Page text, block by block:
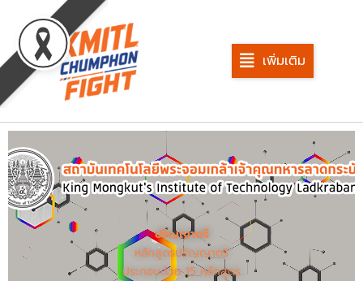
content
เพิ่มเติม
ปริญญาตรี
หลักสูตรปริญญาตรี
ประกอบด้วย 15 หลักสูตร